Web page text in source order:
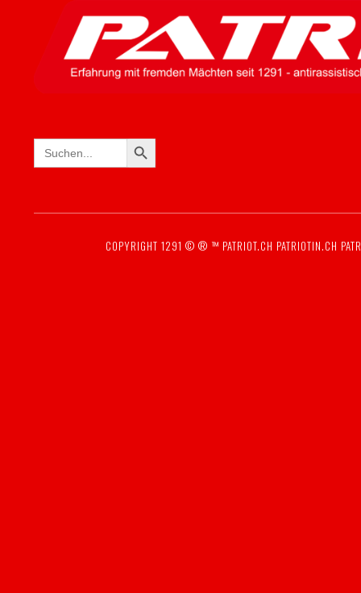
Search
for:
SEARCH BUTTON
COPYRIGHT 1291 © ® ™ PATRIOT.CH PATRIOTIN.CH